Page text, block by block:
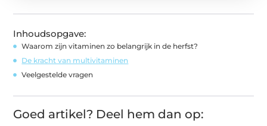
Inhoudsopgave:
Waarom zijn vitaminen zo belangrijk in de herfst?
De kracht van multivitaminen
Veelgestelde vragen
Goed artikel? Deel hem dan op: